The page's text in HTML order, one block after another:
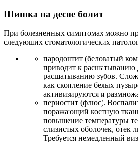
Шишка на десне болит
При болезненных симптомах можно
следующих стоматологических
пародонтит (беловатый
приводит к расшатыванию
расшатыванию зубов.
как скопление белых
активизируются и
периостит (флюс).
поражающий костную
повышение температуры
слизистых оболочек, отек
Требуется немедленный